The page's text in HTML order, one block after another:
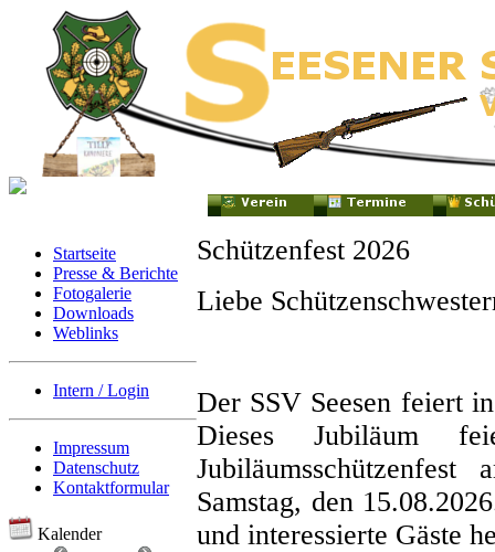
Startseite
Presse & Berichte
Fotogalerie
Downloads
Weblinks
Intern / Login
Impressum
Datenschutz
Kontaktformular
Kalender
Schützenfest 2026
Liebe
Der SSV Seesen feiert
Dieses Jubiläum
Samstag, den
und interessierte Gäste